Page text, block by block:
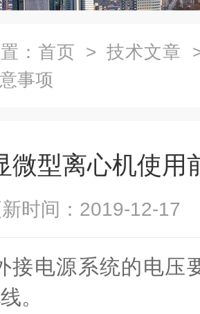
： 首页 > 技术文章
事项
微型离心机使用
新时间：2019-12-
接电源系统的电压
。